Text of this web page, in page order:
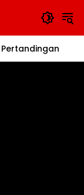
Pertandingan